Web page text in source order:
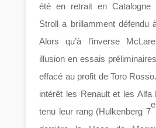
été en retrait en Catalogne
Stroll a brillamment défendu
Alors qu’à l’inverse
illusion en essais
effacé au profit de Toro
intérêt les Renault et les Alfa
tenu leur rang (Hulkenberg 7
e